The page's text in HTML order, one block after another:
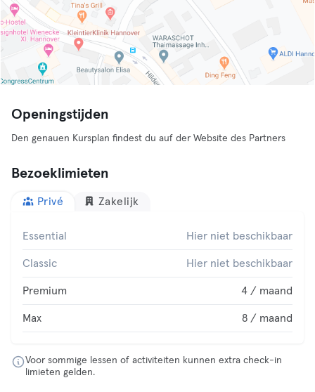
Openingstijden
Den genauen Kursplan findest du auf der Website des Partners
Bezoeklimieten
Privé Zakelijk
Essential Hier niet beschikbaar
Classic Hier niet beschikbaar
Premium 4 / maand
Max 8 / maand
Voor sommige lessen of activiteiten kunnen extra check-in
limieten gelden.